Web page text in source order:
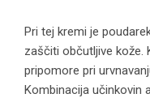
Pri tej kremi je
zaščiti občutljive kože.
pripomore pri
Kombinacija učinkovin